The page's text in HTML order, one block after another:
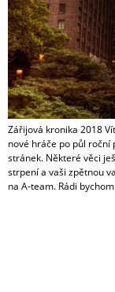
Zářijová kronika 2018
nové hráče po půl roční
stránek. Některé věci
strpení a vaši zpětnou
na A-team. Rádi